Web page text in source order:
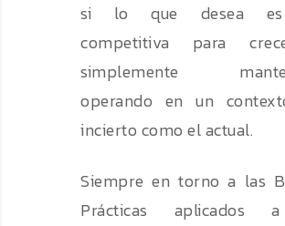
si lo que desea
competitiva para
simplemente
operando en un
incierto como el actual.
Siempre en torno a las
Prácticas aplicados